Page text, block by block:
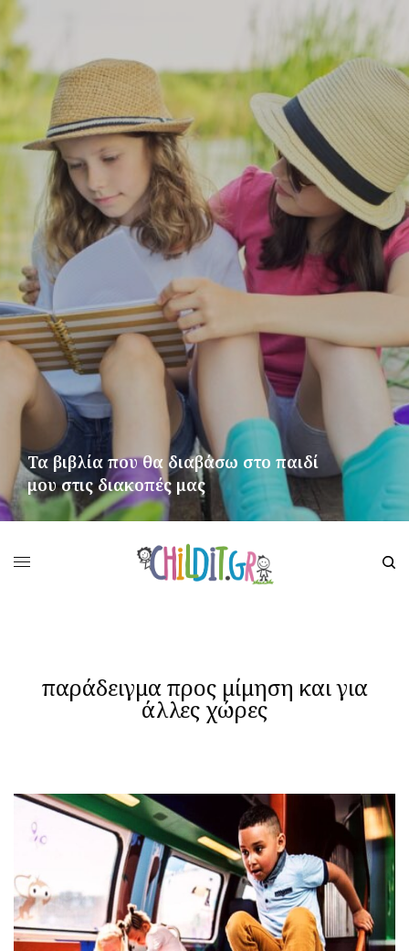
Τα βιβλία που θα διαβάσω στο παιδί
μου στις διακοπές μας
παράδειγμα προς μίμηση και για
άλλες χώρες